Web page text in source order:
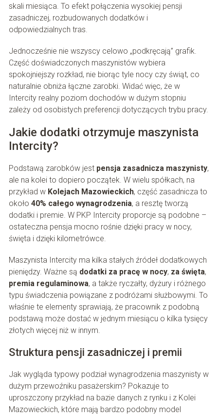
skali miesiąca. To efekt połączenia wysokiej pensji
zasadniczej, rozbudowanych dodatków i
odpowiedzialnych tras.
Jednocześnie nie wszyscy celowo „podkręcają” grafik.
Część doświadczonych maszynistów wybiera
spokojniejszy rozkład, nie biorąc tyle nocy czy świąt, co
naturalnie obniża łączne zarobki. Widać więc, że w
Intercity realny poziom dochodów w dużym stopniu
zależy od osobistych preferencji dotyczących trybu pracy.
Jakie dodatki otrzymuje maszynista
Intercity?
Podstawą zarobków jest pensja zasadnicza maszynisty,
ale na kolei to dopiero początek. W wielu spółkach, na
przykład w Kolejach Mazowieckich, część zasadnicza to
około 40% całego wynagrodzenia, a resztę tworzą
dodatki i premie. W PKP Intercity proporcje są podobne –
ostateczna pensja mocno rośnie dzięki pracy w nocy,
święta i dzięki kilometrówce.
Maszynista Intercity ma kilka stałych źródeł dodatkowych
pieniędzy. Ważne są dodatki za pracę w nocy, za święta,
premia regulaminowa, a także ryczałty, dyżury i różnego
typu świadczenia powiązane z podróżami służbowymi. To
właśnie te elementy sprawiają, że pracownik z podobną
podstawą może dostać w jednym miesiącu o kilka tysięcy
złotych więcej niż w innym.
Struktura pensji zasadniczej i premii
Jak wygląda typowy podział wynagrodzenia maszynisty w
dużym przewoźniku pasażerskim? Pokazuje to
uproszczony przykład na bazie danych z rynku i z Kolei
Mazowieckich, które mają bardzo podobny model